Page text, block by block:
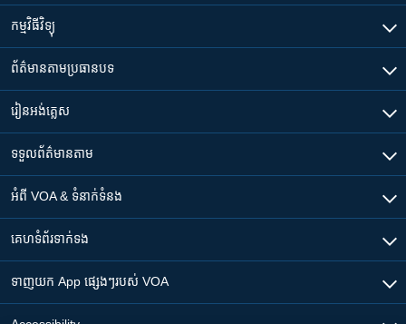
កម្មវិធី​វិទ្យុ
ព័ត៌មាន​តាមប្រធានបទ​
រៀន​​អង់គ្លេស
ទទួល​ព័ត៌មាន​តាម
អំពី​ VOA & ទំនាក់ទំនង
គេហទំព័រ​​ទាក់ទង
ទាញយក​ App ផ្សេងៗ​របស់​ VOA